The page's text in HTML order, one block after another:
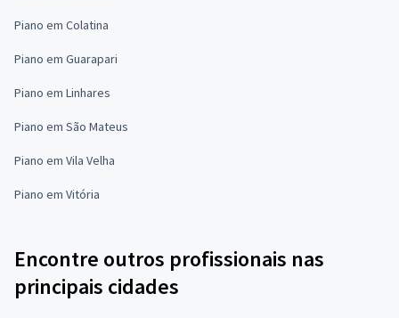
Piano em Colatina
Piano em Guarapari
Piano em Linhares
Piano em São Mateus
Piano em Vila Velha
Piano em Vitória
Encontre outros profissionais nas
principais cidades